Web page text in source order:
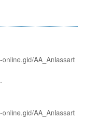
AA_Anlassart
AA_Anlassart